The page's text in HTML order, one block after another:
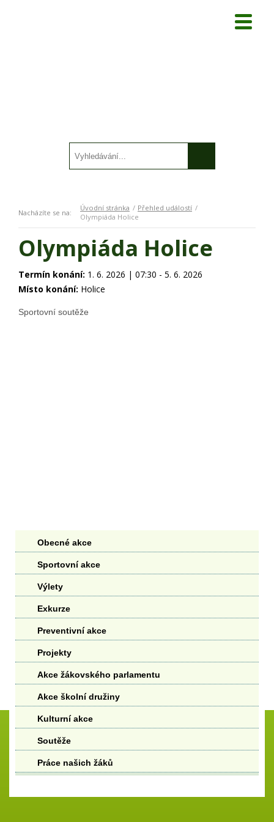
Nacházíte se na: Úvodní stránka
Přehled událostí
Olympiáda Holice
Olympiáda Holice
Termín konání: 1. 6. 2026 | 07:30 - 5. 6. 2026
Místo konání: Holice
Sportovní soutěže
Obecné akce
Sportovní akce
Výlety
Exkurze
Preventivní akce
Projekty
Akce žákovského parlamentu
Akce školní družiny
Kulturní akce
Soutěže
Práce našich žáků